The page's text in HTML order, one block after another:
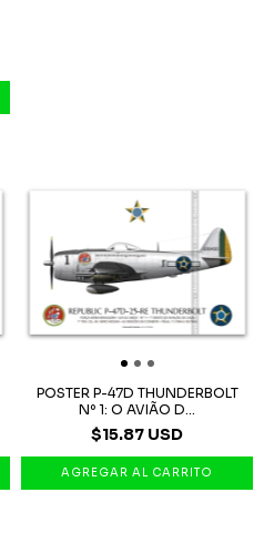
POSTER P-47D THUNDERBOLT
Nº 1: O AVIÃO D...
$15.87 USD